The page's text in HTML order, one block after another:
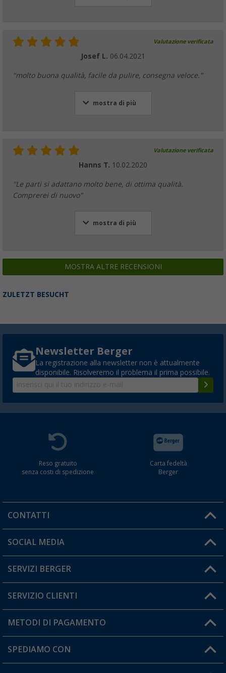
Valutazione verificata
Josef L. 06.04.2021
"molto buona qualità, facile da pulire, consegna veloce."
mostra di più
Valutazione verificata
Hanns T. 10.02.2020
"Le parti si adattano molto bene, di ottima qualità.
Comprerei di nuovo"
mostra di più
MOSTRA ALTRE RECENSIONI
ZULETZT BESUCHT
Newsletter Berger
La registrazione alla newsletter non è attualmente
disponibile. Risolveremo il problema il prima possibile.
Reso gratuito
senza costi di spedizione
Carta fedeltà
Berger
CONTATTI
Orari di apertura del servizio:
Hai una domanda?
SOCIAL MEDIA
SERVIZI BERGER
Diventare rivenditori
Il mio Account
Carta fedeltà Berger
SERVIZIO CLIENTI
Informazioni sulla spedizione
Resi
METODI DI PAGAMENTO
SPEDIAMO CON